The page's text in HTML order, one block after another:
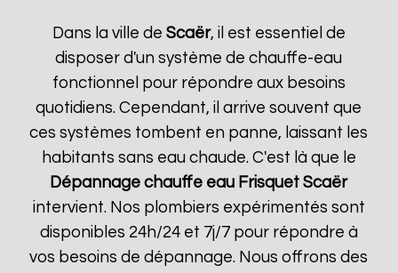
Dans la ville de Scaër, il est essentiel de
disposer d'un système de chauffe-eau
fonctionnel pour répondre aux besoins
quotidiens. Cependant, il arrive souvent que
ces systèmes tombent en panne, laissant les
habitants sans eau chaude. C'est là que le
Dépannage chauffe eau Frisquet Scaër
intervient. Nos plombiers expérimentés sont
disponibles 24h/24 et 7j/7 pour répondre à
vos besoins de dépannage. Nous offrons des